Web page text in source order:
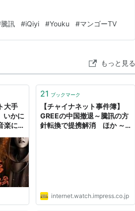
騰訊 #iQiyi #Youku #マンゴーTV
もっと見る
大手
いかに
楽にお
21 ブックマーク
【チャイナネット事件簿】
GREEの中国撤退～騰訊の方
針転換で提携解消 ほか ～
internet.watch.impress.co.jp